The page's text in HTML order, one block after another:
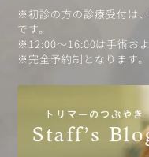
※初診の方の診療受付は
です。
※12:00〜16:00は手術お
※完全予約制となります。